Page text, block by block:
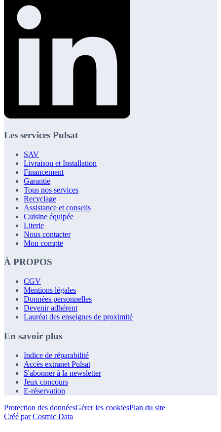
Les services Pulsat
SAV
Livraison et Installation
Financement
Garantie
Tous nos services
Recyclage
Assistance et conseils
Cuisine équipée
Literie
Nous contacter
Mon compte
À PROPOS
CGV
Mentions légales
Données personnelles
Devenir adhérent
Lauréat des enseignes de proximité
En savoir plus
Indice de réparabilité
Accès extranet Pulsat
S'abonner à la newsletter
Jeux concours
E-réservation
Protection des donnéesGérer les cookiesPlan du site
Créé par Cosmic Data